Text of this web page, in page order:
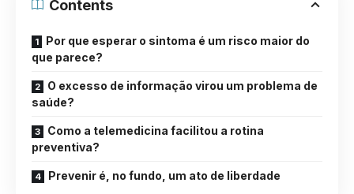
Contents
Por que esperar o sintoma é um risco maior do
que parece?
O excesso de informação virou um problema de
saúde?
Como a telemedicina facilitou a rotina
preventiva?
Prevenir é, no fundo, um ato de liberdade